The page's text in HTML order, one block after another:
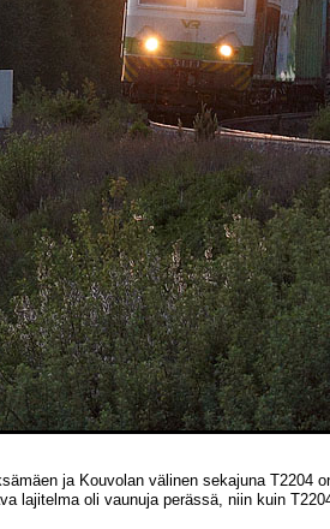
ja Kouvolan välinen sekajuna
lajitelma oli vaunuja perässä, niin kuin